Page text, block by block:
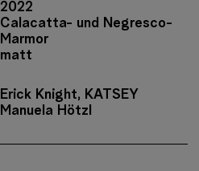
2022
Calacatta- und Negresco-
Marmor
matt
Erick Knight, KATSEY
Manuela Hötzl